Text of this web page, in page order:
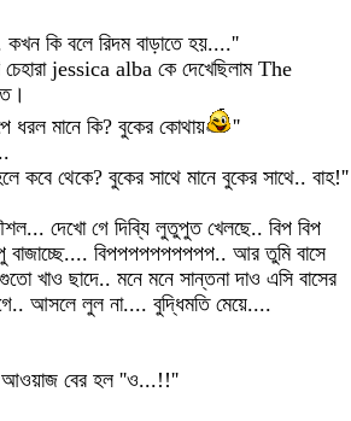
কখন কি বলে রিদম বাড়াতে হয়....''
jessica alba কে দেখেছিলাম The
ধরল মানে কি? বুকের কোথায়
''
কবে থেকে? বুকের সাথে মানে বুকের সাথে.. বাহ!''
দেখো গে দিব্যি লুতুপুত খেলছে.. বিপ বিপ
বাজাচ্ছে.... বিপপপপপপপপপপ.. আর তুমি বাসে
খাও ছাদে.. মনে মনে সান্তনা দাও এসি বাসের
আসলে লুল না.... বুদ্ধিমতি মেয়ে....
আওয়াজ বের হল ''ও...!!''